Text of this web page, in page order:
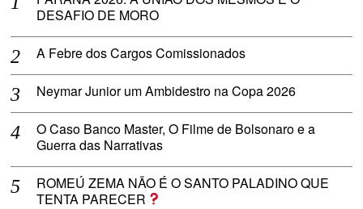
DESAFIO DE MORO
A Febre dos Cargos Comissionados
Neymar Junior um Ambidestro na Copa 2026
O Caso Banco Master, O Filme de Bolsonaro e a
Guerra das Narrativas
ROMEÚ ZEMA NÃO É O SANTO PALADINO QUE
TENTA PARECER